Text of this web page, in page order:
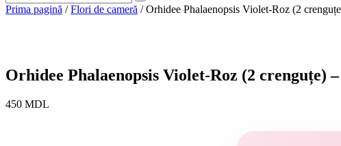
Prima pagină /Flori de cameră / Orhidee Phalaenopsis Violet-Roz (2
Orhidee Phalaenopsis Violet-Roz (2 crenguțe)
450 MDL